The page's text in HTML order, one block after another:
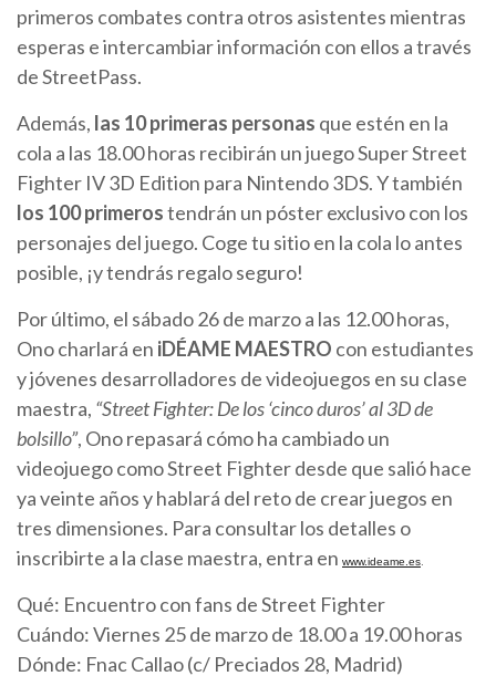
primeros combates contra otros asistentes mientras
esperas e intercambiar información con ellos a través
de StreetPass.
Además, las 10 primeras personas que estén en la
cola a las 18.00 horas recibirán un juego Super Street
Fighter IV 3D Edition para Nintendo 3DS. Y también
los 100 primerostendrán un póster exclusivo con los
personajes del juego. Coge tu sitio en la cola lo antes
posible, ¡y tendrás regalo seguro!
Por último, el sábado 26 de marzo a las 12.00 horas,
Ono charlará en iDÉAME MAESTRO con estudiantes
y jóvenes desarrolladores de videojuegos en su clase
maestra, “Street Fighter: De los ‘cinco duros’ al 3D de
bolsillo”, Ono repasará cómo ha cambiado un
videojuego como Street Fighter desde que salió hace
ya veinte años y hablará del reto de crear juegos en
tres dimensiones. Para consultar los detalles o
inscribirte a la clase maestra, entra en www.ideame.es
Qué: Encuentro con fans de Street Fighter
Cuándo: Viernes 25 de marzo de 18.00 a 19.00 horas
Dónde: Fnac Callao (c/ Preciados 28, Madrid)